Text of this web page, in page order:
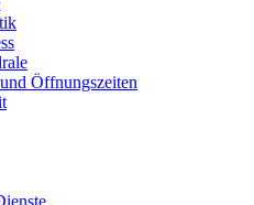
Öffnungszeiten